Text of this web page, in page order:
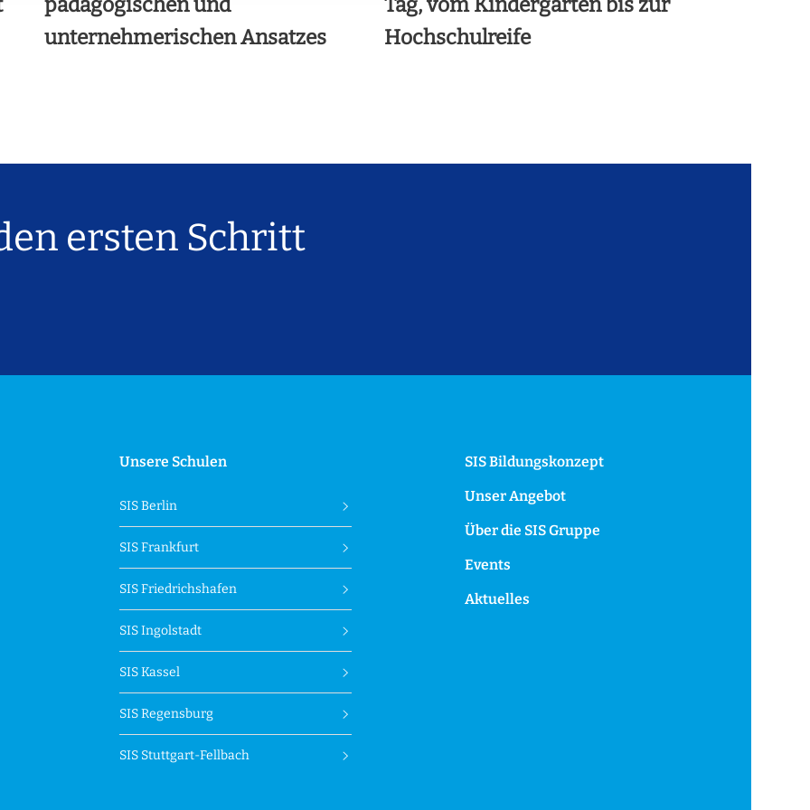
pädagogischen und
unternehmerischen Ansatzes
Tag, vom Kindergarten bis zur
Hochschulreife
ersten Schritt
Unsere Schulen
SIS Berlin
SIS Frankfurt
SIS Friedrichshafen
SIS Ingolstadt
SIS Kassel
SIS Regensburg
SIS Stuttgart-Fellbach
SIS Bildungskonzept
Unser Angebot
Über die SIS Gruppe
Events
Aktuelles